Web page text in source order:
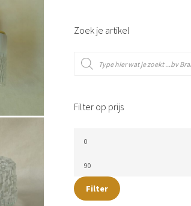
Zoek je artikel
Filter op prijs
Filter